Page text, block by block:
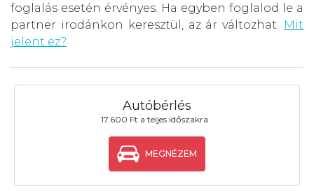
foglalás esetén érvényes. Ha egyben foglalod le a
partner irodánkon keresztül, az ár változhat. Mit
jelent ez?
Autóbérlés
17.600 Ft a teljes időszakra
MEGNÉZEM